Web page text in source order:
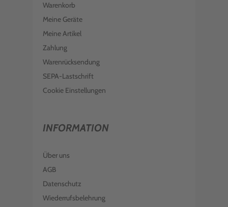
Warenkorb
Meine Geräte
Meine Artikel
Zahlung
Warenrücksendung
SEPA-Lastschrift
Cookie Einstellungen
INFORMATION
Über uns
AGB
Datenschutz
Wiederrufsbelehrung